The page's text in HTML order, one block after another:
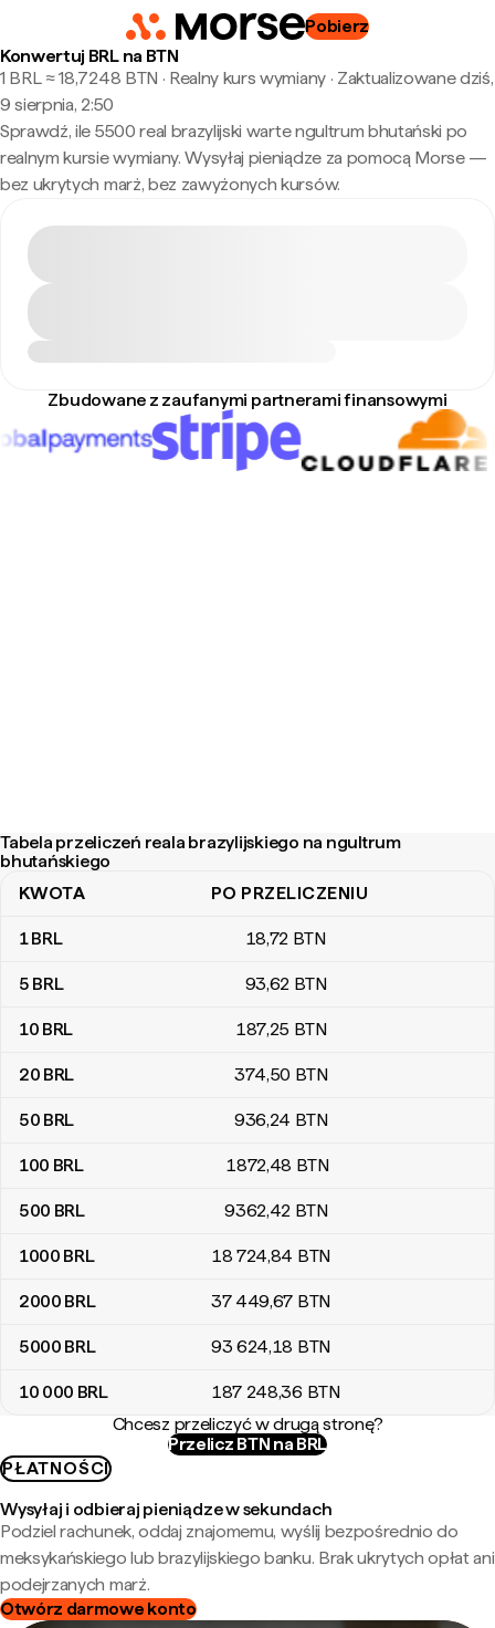
Pobierz
Konwertuj BRL na BTN
1 BRL ≈ 18,7248 BTN · Realny kurs wymiany· Zaktualizowane dziś,
9 sierpnia, 2:50
Sprawdź, ile 5500 real brazylijski warte ngultrum bhutański po
realnym kursie wymiany. Wysyłaj pieniądze za pomocą Morse —
bez ukrytych marż, bez zawyżonych kursów.
Zbudowane z zaufanymi partnerami finansowymi
Tabela przeliczeń reala brazylijskiego na ngultrum
bhutańskiego
Tabela przeliczeń reala brazylijskiego na ngultrum bhutańskiego
KWOTA PO PRZELICZENIU
1BRL 18,72 BTN
5 BRL 93,62 BTN
10 BRL 187,25 BTN
20 BRL 374,50 BTN
50 BRL 936,24 BTN
100 BRL 1872,48 BTN
500 BRL 9362,42 BTN
1000 BRL 18 724,84 BTN
2000 BRL 37 449,67 BTN
5000 BRL 93 624,18 BTN
10 000 BRL 187 248,36 BTN
Chcesz przeliczyć w drugą stronę?
Przelicz BTN na BRL
PŁATNOŚCI
Wysyłaj i odbieraj pieniądze w sekundach
Podziel rachunek, oddaj znajomemu, wyślij bezpośrednio do
meksykańskiego lub brazylijskiego banku. Brak ukrytych opłat ani
podejrzanych marż.
Otwórz darmowe konto